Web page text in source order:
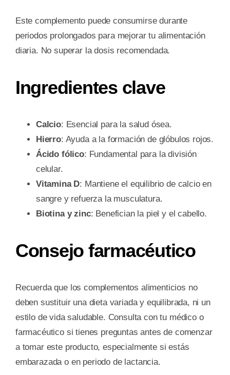
Este complemento puede consumirse durante
periodos prolongados para mejorar tu alimentación
diaria. No superar la dosis recomendada.
Ingredientes clave
Calcio: Esencial para la salud ósea.
Hierro: Ayuda a la formación de glóbulos rojos.
Ácido fólico: Fundamental para la división
celular.
Vitamina D: Mantiene el equilibrio de calcio en
sangre y refuerza la musculatura.
Biotina y zinc: Benefician la piel y el cabello.
Consejo farmacéutico
Recuerda que los complementos alimenticios no
deben sustituir una dieta variada y equilibrada, ni un
estilo de vida saludable. Consulta con tu médico o
farmacéutico si tienes preguntas antes de comenzar
a tomar este producto, especialmente si estás
embarazada o en periodo de lactancia.